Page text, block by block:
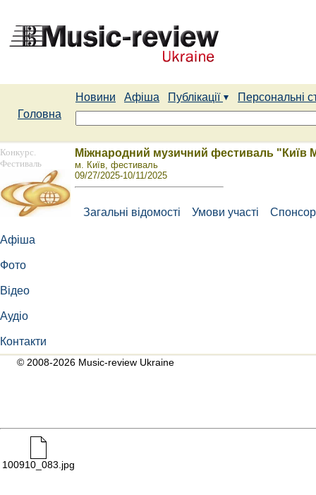
Новини Афіша Публікації
Персональні
Головна
Конкурс.
Фестиваль
Афіша
Фото
Відео
Аудіо
Контакти
Міжнародний музичний фестиваль "Київ
м. Київ, фестиваль
09/27/2025-10/11/2025
Загальні відомості Умови участі
© 2008-2026 Music-review Ukraine
100910_083.jpg